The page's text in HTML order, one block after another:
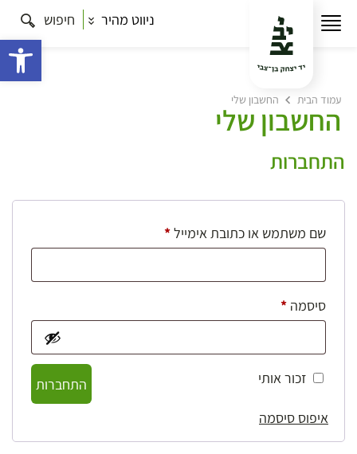
ניווט מהיר חיפוש
עמוד הבית החשבון שלי
החשבון שלי
התחברות
שם משתמש או כתובת אימייל*חובה
סיסמה *חובה
זכור אותי
התחברות
איפוס סיסמה